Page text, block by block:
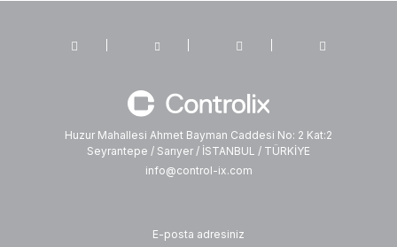
Huzur Mahallesi Ahmet Bayman Caddesi No: 2 Kat:2
Seyrantepe / Sarıyer / İSTANBUL / TÜRKİYE
info@control-ix.com
E-posta adresiniz